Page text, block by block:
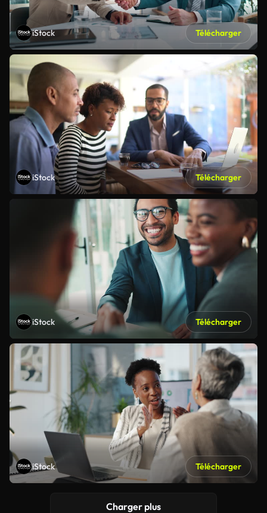
iStock Télécharger
iStock Télécharger
iStock Télécharger
iStock Télécharger
Charger plus